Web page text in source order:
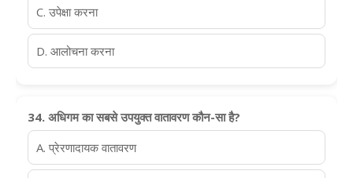
C. उपेक्षा करना
D. आलोचना करना
34. अधिगम का सबसे उपयुक्त वातावरण कौन-सा है?
A. प्रेरणादायक वातावरण